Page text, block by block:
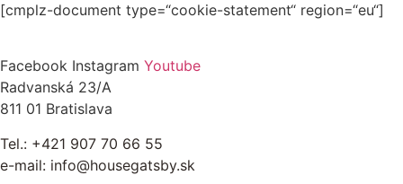
[cmplz-document type=“cookie-statement“ region=“eu“]
Facebook Instagram Youtube
Radvanská 23/A
811 01 Bratislava
Tel.: +421 907 70 66 55
e-mail: info@housegatsby.sk